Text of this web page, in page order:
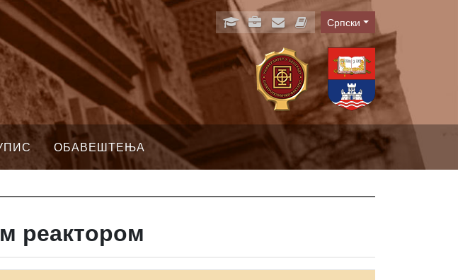
Language
Српски
ОБАВЕШТЕЊА
реактором